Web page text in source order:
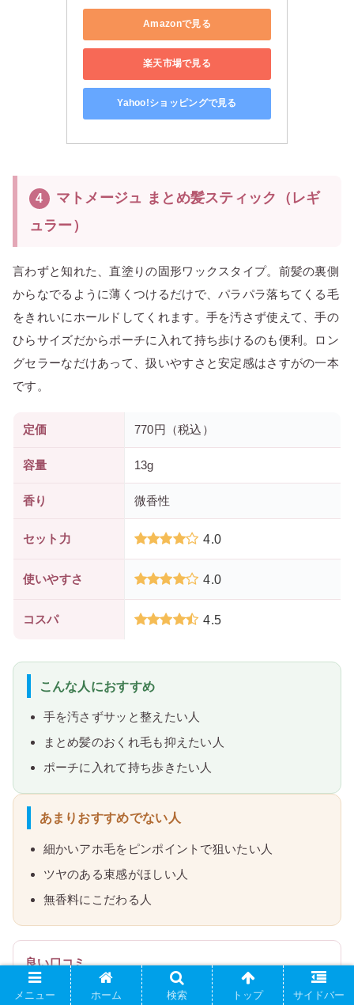
Amazonで見る
楽天市場で見る
Yahoo!ショッピングで見る
4
マトメージュ まとめ髪スティック（レギ
ュラー）
言わずと知れた、直塗りの固形ワックスタイプ。前髪の裏側
からなでるように薄くつけるだけで、パラパラ落ちてくる毛
をきれいにホールドしてくれます。手を汚さず使えて、手の
ひらサイズだからポーチに入れて持ち歩けるのも便利。ロン
グセラーなだけあって、扱いやすさと安定感はさすがの一本
です。
定価 770円（税込）
容量 13g
香り 微香性
セット力 4.0
使いやすさ 4.0
コスパ 4.5
こんな人におすすめ
手を汚さずサッと整えたい人
まとめ髪のおくれ毛も抑えたい人
ポーチに入れて持ち歩きたい人
あまりおすすめでない人
細かいアホ毛をピンポイントで狙いたい人
ツヤのある束感がほしい人
無香料にこだわる人
良い口コミ
なでるだけでおくれ毛がピタッ。1本あると安心です。
メニュー ホーム 検索 トップ サイドバー